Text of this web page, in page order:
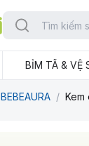
BỈM TÃ & VỆ
BEBEAURA / Kem